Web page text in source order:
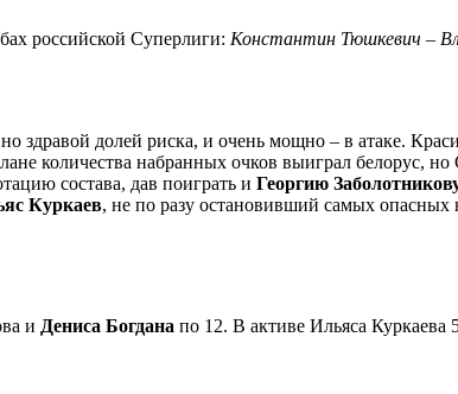
российской Суперлиги: Константин Тюшкевич –
здравой долей риска, и очень мощно – в атаке.
количества набранных очков выиграл белорус, но
состава, дав поиграть и Георгию
Куркаев, не по разу остановивший самых
и Дениса Богдана по 12. В активе Ильяса